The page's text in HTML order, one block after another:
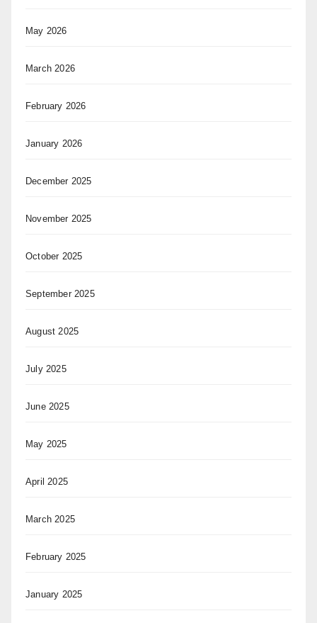
May 2026
March 2026
February 2026
January 2026
December 2025
November 2025
October 2025
September 2025
August 2025
July 2025
June 2025
May 2025
April 2025
March 2025
February 2025
January 2025